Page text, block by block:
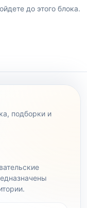
до этого блока.
подборки и